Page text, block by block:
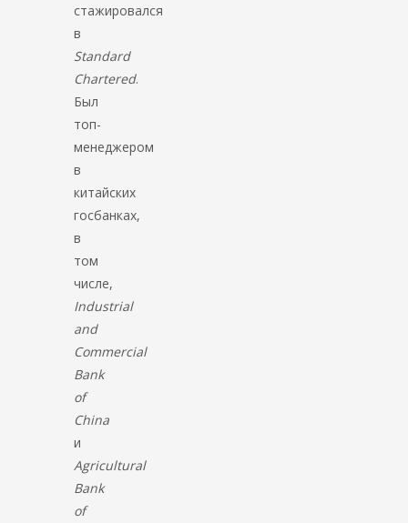
стажировался
в
Standard
Chartered.
Был
топ-
менеджером
в
китайских
госбанках,
в
том
числе,
Industrial
and
Commercial
Bank
of
China
и
Agricultural
Bank
of